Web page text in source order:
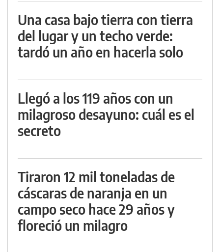
Una casa bajo tierra con tierra
del lugar y un techo verde:
tardó un año en hacerla solo
Llegó a los 119 años con un
milagroso desayuno: cuál es el
secreto
Tiraron 12 mil toneladas de
cáscaras de naranja en un
campo seco hace 29 años y
floreció un milagro